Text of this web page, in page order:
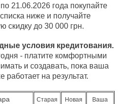
21.06.2026 года покупайте
ниже и получайте
скидку до 30 000 грн.
условия кредитования.
- платите комфортными
и создавать, пока ваша
работает на результат.
Старая
Новая
Ваша